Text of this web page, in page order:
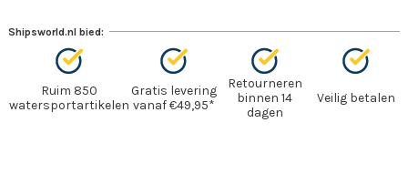
Shipsworld.nl bied:
Ruim 850
watersportartikelen
Gratis levering
vanaf €49,95*
Retourneren
binnen 14
dagen
Veilig betalen